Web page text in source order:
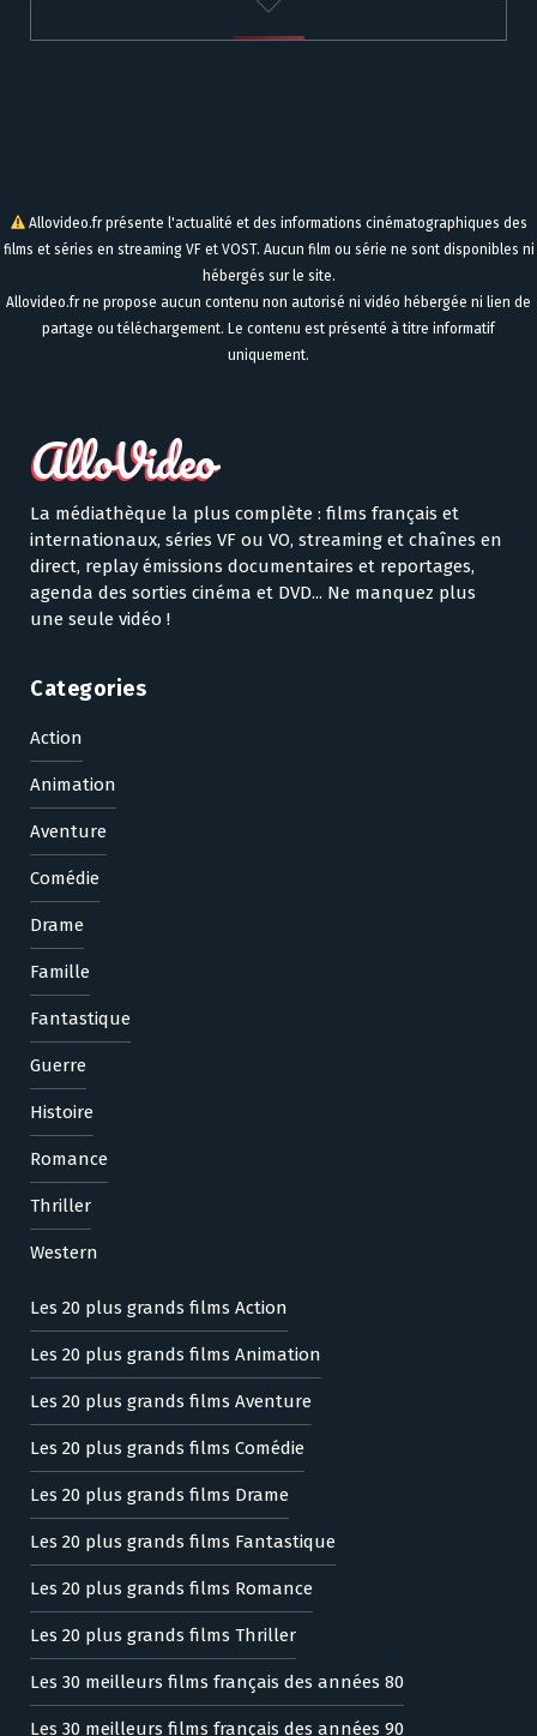
Allovideo.fr présente l'actualité et des informations cinématographiques des
films et séries en streaming VF et VOST. Aucun film ou série ne sont disponibles ni
hébergés sur le site.
Allovideo.fr ne propose aucun contenu non autorisé ni vidéo hébergée ni lien de
partage ou téléchargement. Le contenu est présenté à titre informatif
uniquement.
La médiathèque la plus complète : films français et
internationaux, séries VF ou VO, streaming et chaînes en
direct, replay émissions documentaires et reportages,
agenda des sorties cinéma et DVD... Ne manquez plus
une seule vidéo !
Categories
Action
Animation
Aventure
Comédie
Drame
Famille
Fantastique
Guerre
Histoire
Romance
Thriller
Western
Les 20 plus grands films Action
Les 20 plus grands films Animation
Les 20 plus grands films Aventure
Les 20 plus grands films Comédie
Les 20 plus grands films Drame
Les 20 plus grands films Fantastique
Les 20 plus grands films Romance
Les 20 plus grands films Thriller
Les 30 meilleurs films français des années 80
Les 30 meilleurs films français des années 90